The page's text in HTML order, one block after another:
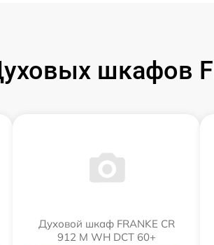
шкафов
Духовой шкаф FRANKE CR
912 M WH DCT 60+